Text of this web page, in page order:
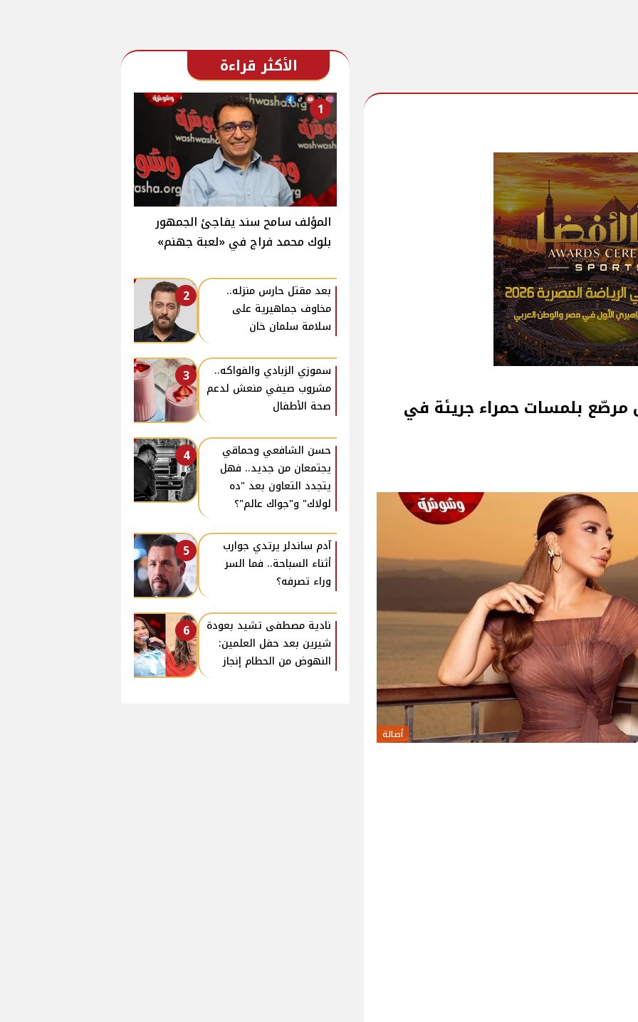
مرصّع بلمسات حمراء جريئة في
أصالة
الأكثر قراءة
1
المؤلف سامح سند يفاجئ الجمهور
بلوك محمد فراج في «لعبة جهنم»
2
بعد مقتل حارس منزله..
مخاوف جماهيرية على
سلامة سلمان خان
3
سموزي الزبادي والفواكه..
مشروب صيفي منعش لدعم
صحة الأطفال
4
حسن الشافعي وحماقي
يجتمعان من جديد.. فهل
يتجدد التعاون بعد "ده
لولاك" و"جواك عالم"؟
5
آدم ساندلر يرتدي جوارب
أثناء السباحة.. فما السر
وراء تصرفه؟
6
نادية مصطفى تشيد بعودة
شيرين بعد حفل العلمين:
النهوض من الحطام إنجاز